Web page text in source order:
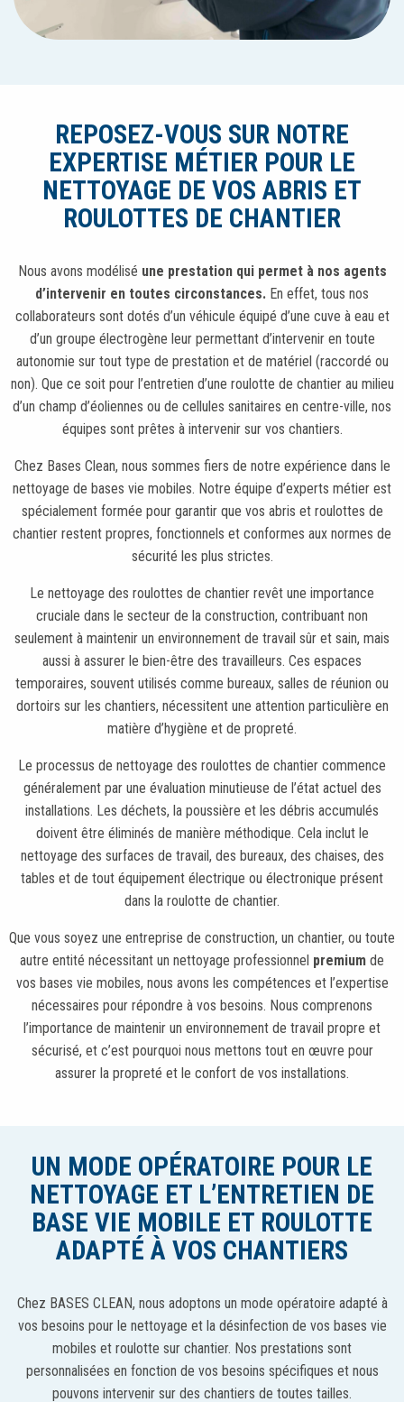
REPOSEZ-VOUS SUR NOTRE
EXPERTISE MÉTIER POUR LE
NETTOYAGE DE VOS ABRIS ET
ROULOTTES DE CHANTIER
Nous avons modélisé une prestation qui permet à nos agents
d’intervenir en toutes circonstances. En effet, tous nos
collaborateurs sont dotés d’un véhicule équipé d’une cuve à eau et
d’un groupe électrogène leur permettant d’intervenir en toute
autonomie sur tout type de prestation et de matériel (raccordé ou
non). Que ce soit pour l’entretien d’une roulotte de chantier au milieu
d’un champ d’éoliennes ou de cellules sanitaires en centre-ville, nos
équipes sont prêtes à intervenir sur vos chantiers.
Chez Bases Clean, nous sommes fiers de notre expérience dans le
nettoyage de bases vie mobiles. Notre équipe d’experts métier est
spécialement formée pour garantir que vos abris et roulottes de
chantier restent propres, fonctionnels et conformes aux normes de
sécurité les plus strictes.
Le nettoyage des roulottes de chantier revêt une importance
cruciale dans le secteur de la construction, contribuant non
seulement à maintenir un environnement de travail sûr et sain, mais
aussi à assurer le bien-être des travailleurs. Ces espaces
temporaires, souvent utilisés comme bureaux, salles de réunion ou
dortoirs sur les chantiers, nécessitent une attention particulière en
matière d’hygiène et de propreté.
Le processus de nettoyage des roulottes de chantier commence
généralement par une évaluation minutieuse de l’état actuel des
installations. Les déchets, la poussière et les débris accumulés
doivent être éliminés de manière méthodique. Cela inclut le
nettoyage des surfaces de travail, des bureaux, des chaises, des
tables et de tout équipement électrique ou électronique présent
dans la roulotte de chantier.
Que vous soyez une entreprise de construction, un chantier, ou toute
autre entité nécessitant un nettoyage professionnel premium de
vos bases vie mobiles, nous avons les compétences et l’expertise
nécessaires pour répondre à vos besoins. Nous comprenons
l’importance de maintenir un environnement de travail propre et
sécurisé, et c’est pourquoi nous mettons tout en œuvre pour
assurer la propreté et le confort de vos installations.
UN MODE OPÉRATOIRE POUR LE
NETTOYAGE ET L’ENTRETIEN DE
BASE VIE MOBILE ET ROULOTTE
ADAPTÉ À VOS CHANTIERS
Chez BASES CLEAN, nous adoptons un mode opératoire adapté à
vos besoins pour le nettoyage et la désinfection de vos bases vie
mobiles et roulotte sur chantier. Nos prestations sont
personnalisées en fonction de vos besoins spécifiques et nous
pouvons intervenir sur des chantiers de toutes tailles.